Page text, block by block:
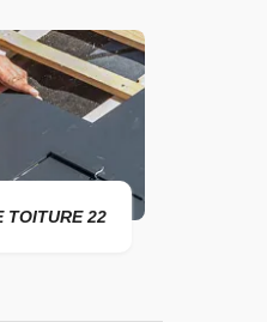
ENTREPRISE DE